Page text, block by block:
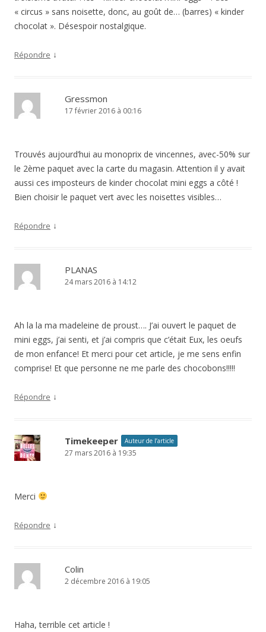
« circus » sans noisette, donc, au goût de… (barres) « kinder
chocolat ». Désespoir nostalgique.
Répondre ↓
Gressmon
17 février 2016 à 00:16
Trouvés aujourd’hui au monoprix de vincennes, avec-50% sur
le 2ème paquet avec la carte du magasin. Attention il y avait
aussi ces imposteurs de kinder chocolat mini eggs a côté !
Bien choisir le paquet vert avec les noisettes visibles…
Répondre ↓
PLANAS
24 mars 2016 à 14:12
Ah la la ma madeleine de proust…. J’ai ouvert le paquet de
mini eggs, j’ai senti, et j’ai compris que c’était Eux, les oeufs
de mon enfance! Et merci pour cet article, je me sens enfin
comprise! Et que personne ne me parle des chocobons!!!!!
Répondre ↓
Timekeeper Auteur de l’article
27 mars 2016 à 19:35
Merci
Répondre ↓
Colin
2 décembre 2016 à 19:05
Haha, terrible cet article !